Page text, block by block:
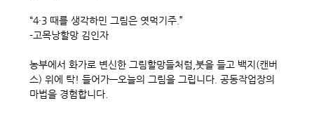
“4·3 때를 생각하민 그림은 엿먹기주.”
-고목낭할망 김인자
농부에서 화가로 변신한 그림할망들처럼,붓을 들고 백지(캔버
스) 위에 탁! 들어가—오늘의 그림을 그립니다. 공동작업장의
마법을 경험합니다.